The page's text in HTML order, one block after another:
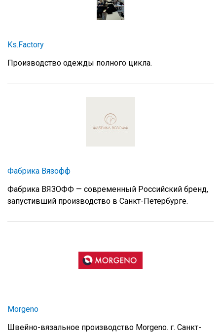
Ks.Factory
Производство одежды полного цикла.
Фабрика Вязофф
Фабрика ВЯЗОФФ — современный Российский бренд,
запустивший производство в Санкт-Петербурге.
Morgeno
Швейно-вязальное производство Morgeno. г. Санкт-